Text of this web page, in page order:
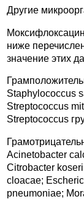
Другие
ниже
значение этих
Staphylococcus
Streptococcus
Streptococcus
Acinetobacter
Citrobacter
cloacae;
pneumoniae;